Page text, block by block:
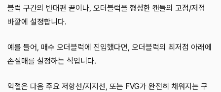
블럭 구간의 반대편 끝이나, 오더블럭을 형성한 캔들의 고점/저점
바깥에 설정합니다.
예를 들어, 매수 오더블럭에 진입했다면, 오더블럭의 최저점 아래에
손절매를 설정하는 식입니다.
익절은 다음 주요 저항선/지지선, 또는 FVG가 완전히 채워지는 구